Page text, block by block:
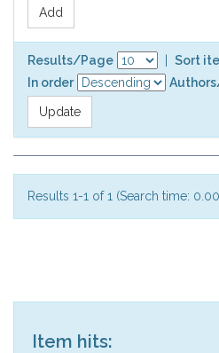
Results/Page
Sort
In order
Results 1-1 of 1 (Search time:
Item hits: